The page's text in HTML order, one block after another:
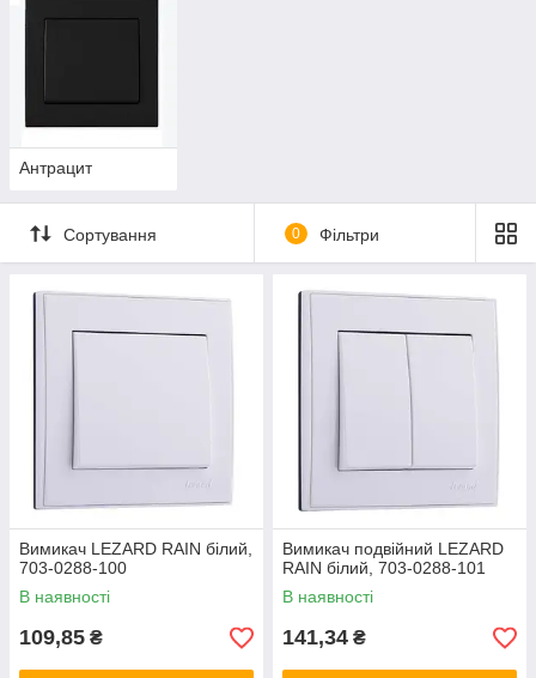
Антрацит
Сортування 0 Фільтри
Вимикач LEZARD RAIN білий,
703-0288-100
В наявності
109,85 ₴
Вимикач подвійний LEZARD
RAIN білий, 703-0288-101
В наявності
141,34 ₴